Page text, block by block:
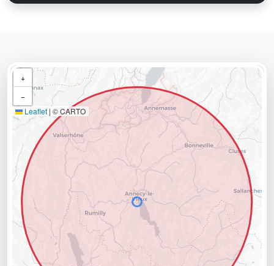
+
−
Leaflet | © CARTO